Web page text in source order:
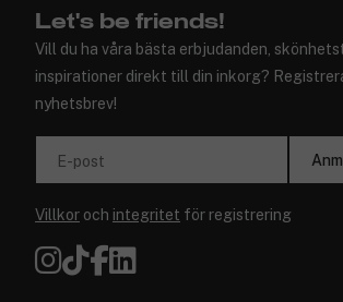
Let's be friends!
Vill du ha våra bästa erbjudanden,
inspirationer direkt till din inkorg?
nyhetsbrev!
E-post
Villkor och integritet för registrering